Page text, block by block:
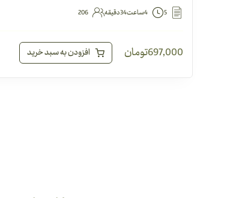
5 4ساعت34دقیقه 206
697,000تومان افزودن به سبد خرید